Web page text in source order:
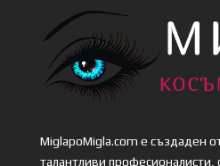
MiglapoMigla.com е създаден
талантливи професионалисти,